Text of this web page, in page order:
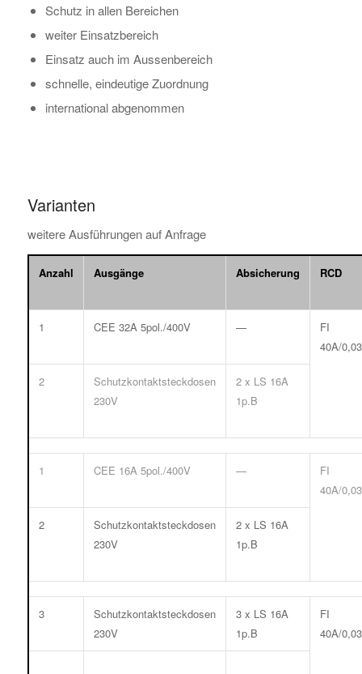
Schutz in allen Bereichen
weiter Einsatzbereich
Einsatz auch im Aussenbereich
schnelle, eindeutige Zuordnung
international abgenommen
Varianten
weitere Ausführungen auf Anfrage
Anzahl Ausgänge Absicherung RCD
1 CEE 32A 5pol./400V —
FI
40A/
2
Schutzkontaktsteckdosen
230V
2 x LS 16A
1p.B
1 CEE 16A 5pol./400V —
FI
40A/
2
Schutzkontaktsteckdosen
230V
2 x LS 16A
1p.B
3
Schutzkontaktsteckdosen
230V
3 x LS 16A
1p.B
FI
40A/